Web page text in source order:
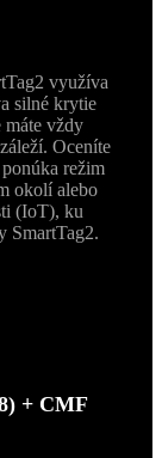
využíva
silné krytie
máte vždy
Oceníte
režim
okolí alebo
(IoT), ku
SmartTag2.
+ CMF